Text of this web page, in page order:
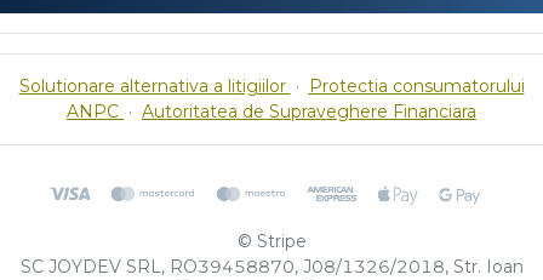
Solutionare alternativa a litigiilor · Protectia consumatorului
ANPC · Autoritatea de Supraveghere Financiara
© Stripe
SC JOYDEV SRL, RO39458870, J08/1326/2018, Str. Ioan